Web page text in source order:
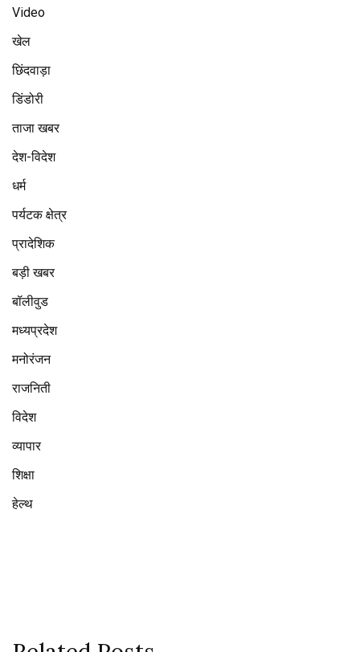
Video
खेल
छिंदवाड़ा
डिंडोरी
ताजा खबर
देश-विदेश
धर्म
पर्यटक क्षेत्र
प्रादेशिक
बड़ी खबर
बॉलीवुड
मध्यप्रदेश
मनोरंजन
राजनिती
विदेश
व्यापार
शिक्षा
हेल्थ